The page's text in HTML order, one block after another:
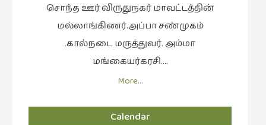
சொந்த ஊர் விருதுநகர் மாவட்டத்தின்
மல்லாங்கிணர்.அப்பா சண்முகம்
.கால்நடை மருத்துவர். அம்மா
மங்கையர்கரசி….
More…
Calendar